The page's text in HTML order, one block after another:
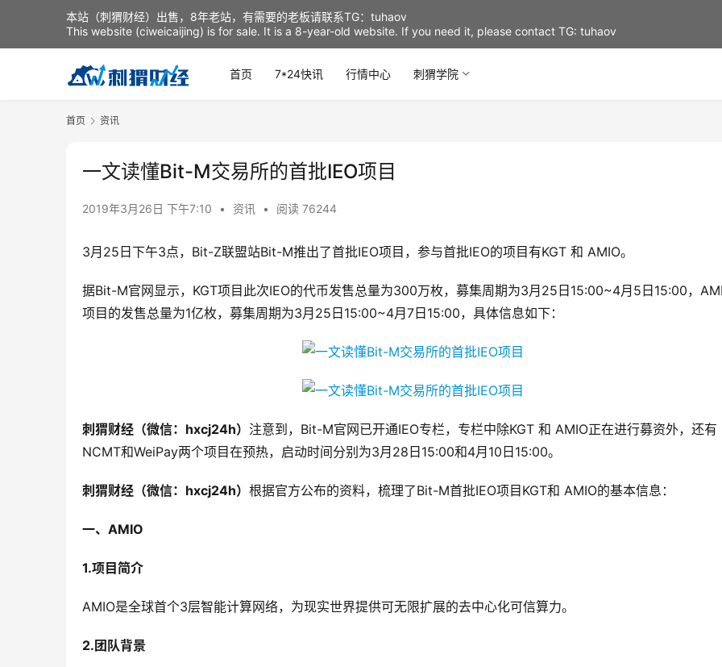
首页 7*24快讯 行情中心 刺猬学院
首页 资讯
一文读懂Bit-M交易所的首批IEO项目
2019年3月26日 下午7:10 • 资讯 • 阅读 76244
3月25日下午3点，Bit-Z联盟站Bit-M推出了首批IEO项目，参与首批IEO的项目有KGT 和 AMIO。
据Bit-M官网显示，KGT项目此次IEO的代币发售总量为300万枚，募集周期为3月25日15:00~4月5日15:00，
项目的发售总量为1亿枚，募集周期为3月25日15:00~4月7日15:00，具体信息如下：
刺猬财经（微信： hxcj24h） 注意到，Bit-M官网已开通IEO专栏，专栏中除KGT 和 AMIO正在进行募资外，还有
NCMT和WeiPay两个项目在预热，启动时间分别为3月28日15:00和4月10日15:00。
刺猬财经（微信： hxcj24h） 根据官方公布的资料，梳理了Bit-M首批IEO项目KGT和 AMIO的基本信息：
一、 AMIO
1.项目简介
AMIO是全球首个3层智能计算网络，为现实世界提供可无限扩展的去中心化可信算力。
2. 团队背景
本站（刺猬财经）出售，8年老站，有需要的老板请联系TG：tuhaov
This website (ciweicaijing) is for sale. It is a 8-year-old website. If you need it, please contact TG: tuhaov